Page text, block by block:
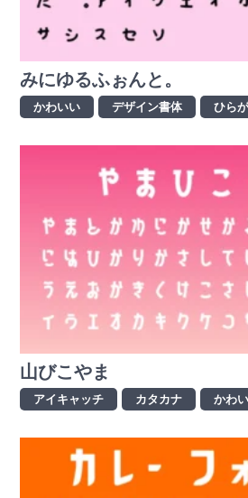
みにゆるふぉんと。
かわいい デザイン書体 ひら
山びこやま
アイキャッチ カタカナ かわ